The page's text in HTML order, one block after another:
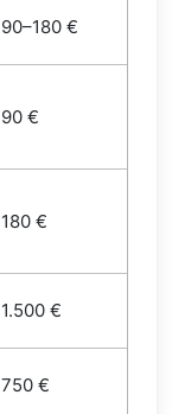
90–180 €
90 €
180 €
1.500 €
750 €